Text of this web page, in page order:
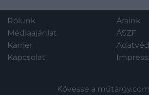
kötés,
Rólunk
Médiaajánlat
Karrier
Kapcsolat
Áraink
ÁSZF
Kövesse a